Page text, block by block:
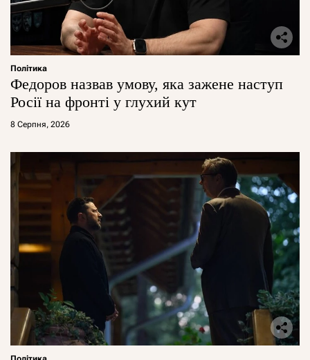
Політика
Федоров назвав умову, яка зажене наступ
Росії на фронті у глухий кут
8 Серпня, 2026